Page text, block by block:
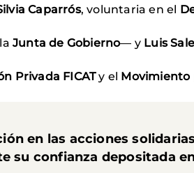
Caparrós, voluntaria en el
Junta de Gobierno— y Luis
Privada FICATy el Movimiento
en las acciones
su confianza depositada